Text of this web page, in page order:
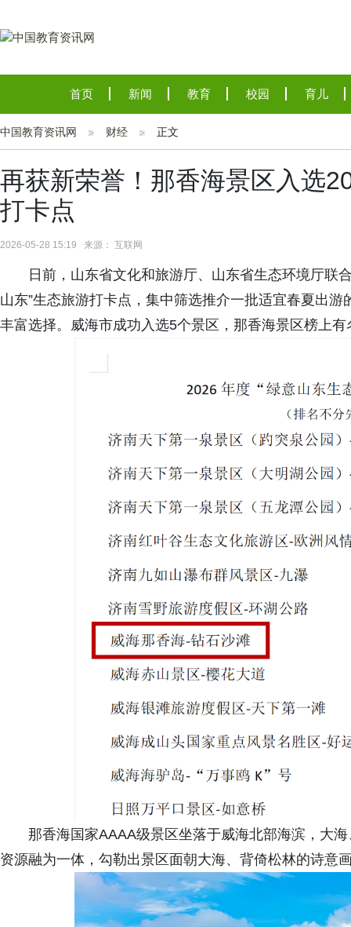
首页 新闻 教育 校园 育儿
中国教育资讯网 财经 正文
再获新荣誉！那香海景区入选
打卡点
2026-05-28 15:19 来源： 互联网
日前，山东省文化和旅游厅、山东省生态环境厅联
山东”生态旅游打卡点，集中筛选推介一批适宜春夏出
丰富选择。威海市成功入选5个景区，那香海景区榜上有
那香海国家AAAA级景区坐落于威海北部海滨，大
资源融为一体，勾勒出景区面朝大海、背倚松林的诗意